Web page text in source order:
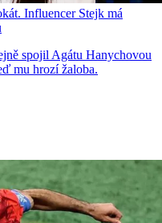
Influencer Stejk má
spojil Agátu Hanychovou
mu hrozí žaloba.